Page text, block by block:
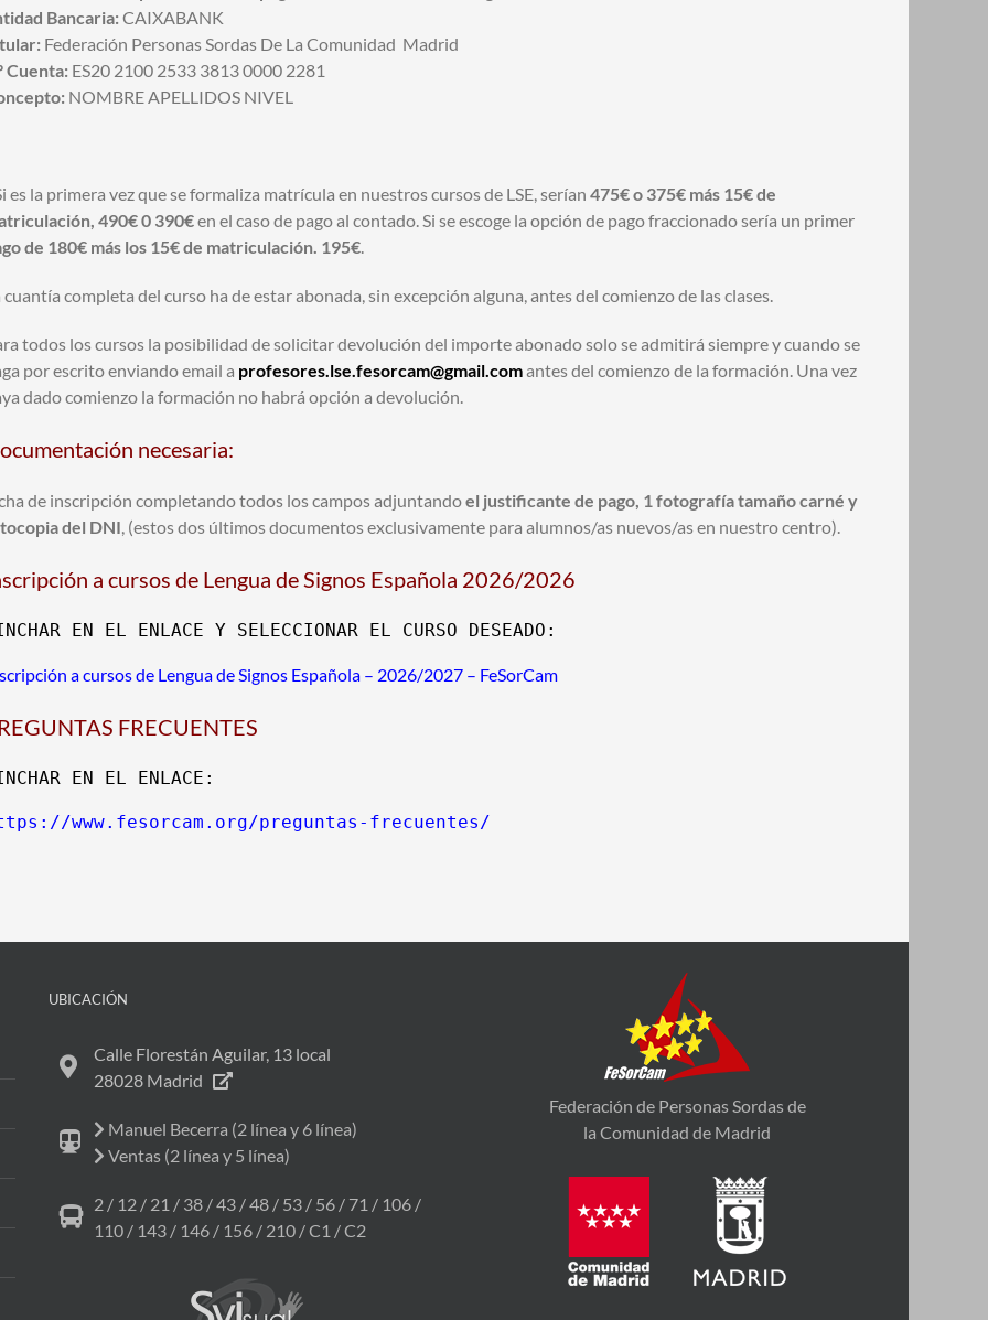
Bancaria:CAIXABANK
Federación Personas Sordas De La Comunidad Madrid
Cuenta: ES20 2100 2533 3813 0000 2281
NOMBRE APELLIDOS NIVEL
es la primera vez que se formaliza matrícula en nuestros cursos de LSE, serían 475€ o 375€ más 15€ de
490€ 0 390€en el caso de pago al contado. Si se escoge la opción de pago fraccionado sería un primer
de 180€ más los 15€ de matriculación. 195€.
cuantía completa del curso ha de estar abonada, sin excepción alguna, antes del comienzo de las clases.
todos los cursos la posibilidad de solicitar devolución del importe abonado solo se admitirá siempre y cuando se
por escrito enviando email a profesores.lse.fesorcam@gmail.comantes del comienzo de la formación. Una vez
dado comienzo la formación no habrá opción a devolución.
necesaria:
de inscripción completando todos los campos adjuntandoel justificante de pago, 1 fotografía tamaño carné y
del DNI, (estos dos últimos documentos exclusivamente para alumnos/as nuevos/as en nuestro centro).
a cursos de Lengua de Signos Española 2026/2026
EN EL ENLACE Y SELECCIONAR EL CURSO DESEADO:
a cursos de Lengua de Signos Española – 2026/2027 – FeSorCam
FRECUENTES
www.fesorcam.org/preguntas-frecuentes/
UBICACIÓN
Calle Florestán Aguilar, 13 local
28028 Madrid
Manuel Becerra (2 línea y 6 línea)
Ventas (2 línea y 5 línea)
2 / 12 / 21 / 38 / 43 / 48 / 53 / 56 / 71 / 106 /
110 / 143 / 146 / 156 / 210 / C1 / C2
Federación de Personas Sordas de
la Comunidad de Madrid